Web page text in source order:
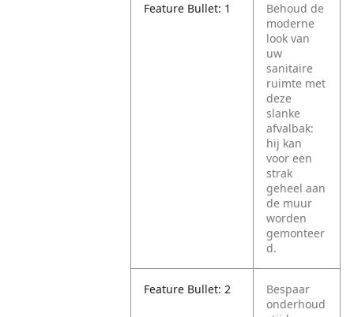
Feature Bullet: 1
Behoud de
moderne
look van
uw
sanitaire
ruimte met
deze
slanke
afvalbak:
hij kan
voor een
strak
geheel aan
de muur
worden
gemonteer
d.
Feature Bullet: 2
Bespaar
onderhoud